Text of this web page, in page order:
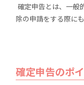
確定申告とは、一般
除の申請をする際に
確定申告のポ